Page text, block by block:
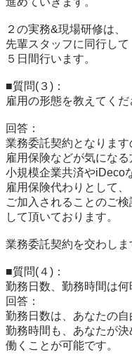
２の実務&現場研修は、
先輩スタッフに同行して
５日間行います。
■質問(３)：
雇用の形態を教えてくだ
回答：
業務委託契約となります
雇用保険などが気になる
小規模企業共済やiDeco
雇用保険代わりとして、
ご加入されることのご検
して頂いております。
業務委託契約を交わしま
■質問(４)：
勤務日数、勤務時間は
回答：
勤務日数は、あなたの自
勤務時間も、あなたが
働くことが可能です。